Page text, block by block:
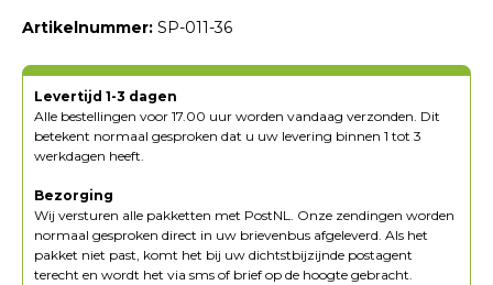
Artikelnummer: SP-011-36
Levertijd 1-3 dagen
Alle bestellingen voor 17.00 uur worden vandaag verzonden. Dit
betekent normaal gesproken dat u uw levering binnen 1 tot 3
werkdagen heeft.
Bezorging
Wij versturen alle pakketten met PostNL. Onze zendingen worden
normaal gesproken direct in uw brievenbus afgeleverd. Als het
pakket niet past, komt het bij uw dichtstbijzijnde postagent
terecht en wordt het via sms of brief op de hoogte gebracht.